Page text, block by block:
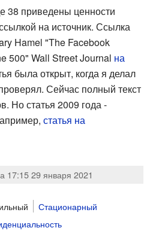
38 приведены ценности
на источник. Ссылка
Hamel "The Facebook
500" Wall Street Journal на
была открыт, когда я делал
Сейчас полный текст
Но статья 2009 года -
статья на
17:15 29 января 2021
Стационарный